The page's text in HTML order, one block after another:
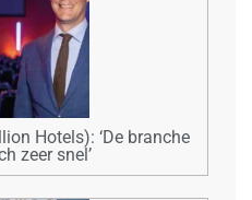
Hotels): ‘De branche
zeer snel’